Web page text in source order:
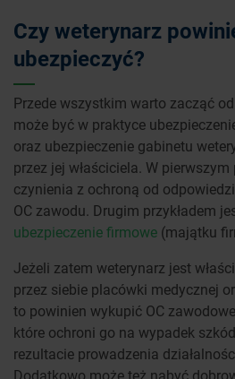
Czy weterynarz
ubezpieczyć?
Przede wszystkim warto zacząć
może być w praktyce
oraz ubezpieczenie gabinetu
przez jej właściciela. W
czynienia z ochroną od
OC zawodu. Drugim przykładem
ubezpieczenie firmowe (majątku
Jeżeli zatem weterynarz jest
przez siebie placówki medycznej
to powinien wykupić OC
które ochroni go na wypadek
rezultacie prowadzenia
Dodatkowo może też nabyć